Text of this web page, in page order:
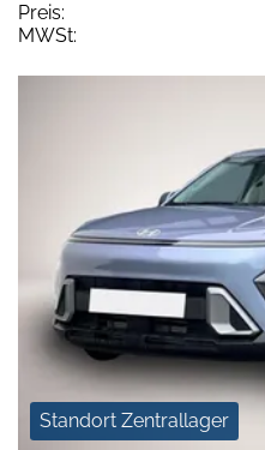
Preis:
MWSt:
Standort Zentrallager